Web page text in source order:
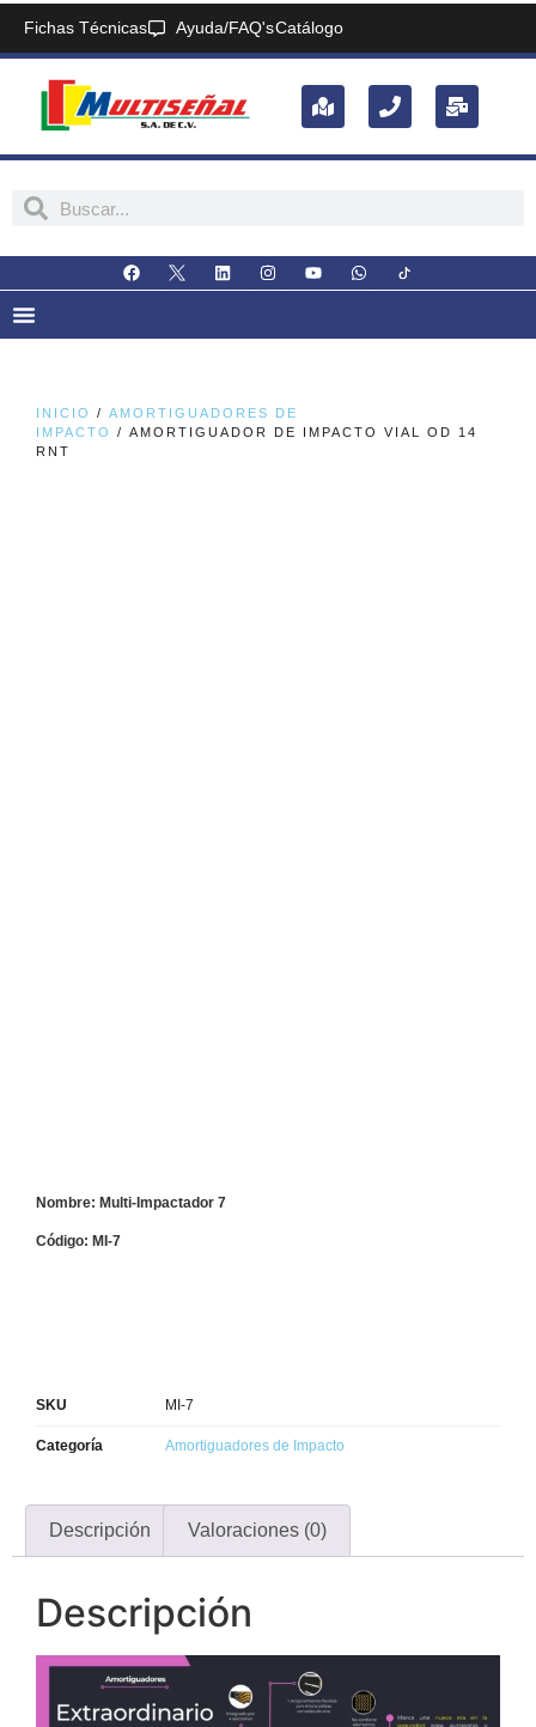
Fichas Técnicas Ayuda/FAQ'sCatálogo
INICIO / AMORTIGUADORES DE
IMPACTO
/ AMORTIGUADOR DE IMPACTO VIAL OD 14
RNT
Nombre: Multi-Impactador 7
Código: MI-7
SKU MI-7
Categoría Amortiguadores de Impacto
Descripción Valoraciones (0)
Descripción